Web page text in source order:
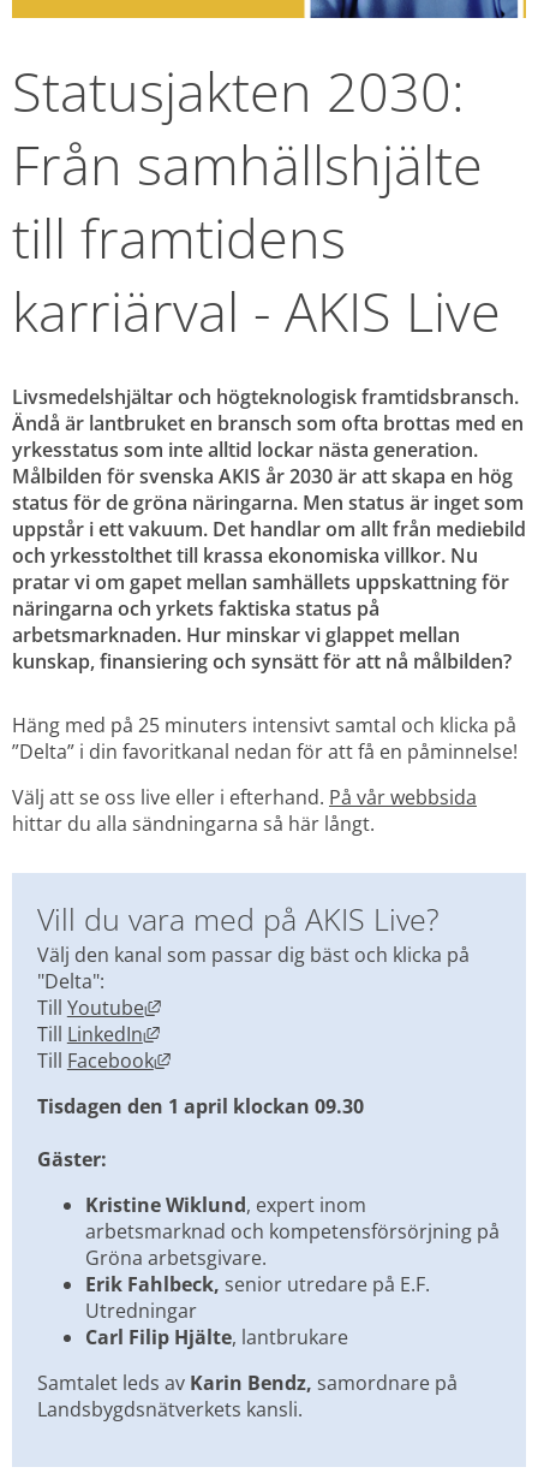
Statusjakten 2030:
Från samhällshjälte
till framtidens
karriärval - AKIS Live
Livsmedelshjältar och högteknologisk framtidsbransch.
Ändå är lantbruket en bransch som ofta brottas med en
yrkesstatus som inte alltid lockar nästa generation.
Målbilden för svenska AKIS år 2030 är att skapa en hög
status för de gröna näringarna. Men status är inget som
uppstår i ett vakuum. Det handlar om allt från mediebild
och yrkesstolthet till krassa ekonomiska villkor. Nu
pratar vi om gapet mellan samhällets uppskattning för
näringarna och yrkets faktiska status på
arbetsmarknaden. Hur minskar vi glappet mellan
kunskap, finansiering och synsätt för att nå målbilden?
Häng med på 25 minuters intensivt samtal och klicka på
”Delta” i din favoritkanal nedan för att få en påminnelse!
Välj att se oss live eller i efterhand. På vår webbsida
hittar du alla sändningarna så här långt.
Vill du vara med på AKIS Live?
Välj den kanal som passar dig bäst och klicka på
"Delta":
Till Youtube Länk till annan webbplats, öppnas i nytt
Till LinkedIn
Länk till annan webbplats, öppnas i nytt
Till Facebook Länk till annan webbplats, öppnas i nytt
Tisdagen den 1 april klockan 09.30
Gäster:
Kristine Wiklund, expert inom
arbetsmarknad och kompetensförsörjning på
Gröna arbetsgivare.
Erik Fahlbeck, senior utredare på E.F.
Utredningar
Carl Filip Hjälte, lantbrukare
Samtalet leds av Karin Bendz, samordnare på
Landsbygdsnätverkets kansli.